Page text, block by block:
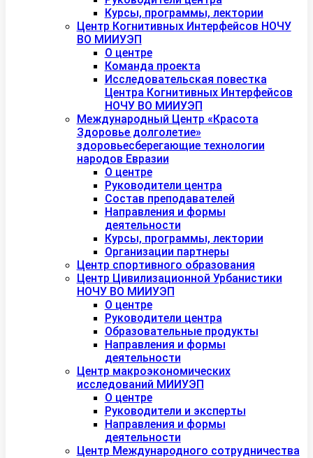
Курсы, программы, лектории
Центр Когнитивных Интерфейсов НОЧУ
ВО МИИУЭП
О центре
Команда проекта
Исследовательская повестка
Центра Когнитивных Интерфейсов
НОЧУ ВО МИИУЭП
Международный Центр «Красота
Здоровье долголетие»
здоровьесберегающие технологии
народов Евразии
О центре
Руководители центра
Состав преподавателей
Направления и формы
деятельности
Курсы, программы, лектории
Организации партнеры
Центр спортивного образования
Центр Цивилизационной Урбанистики
НОЧУ ВО МИИУЭП
О центре
Руководители центра
Образовательные продукты
Направления и формы
деятельности
Центр макроэкономических
исследований МИИУЭП
О центре
Руководители и эксперты
Направления и формы
деятельности
Центр Международного сотрудничества